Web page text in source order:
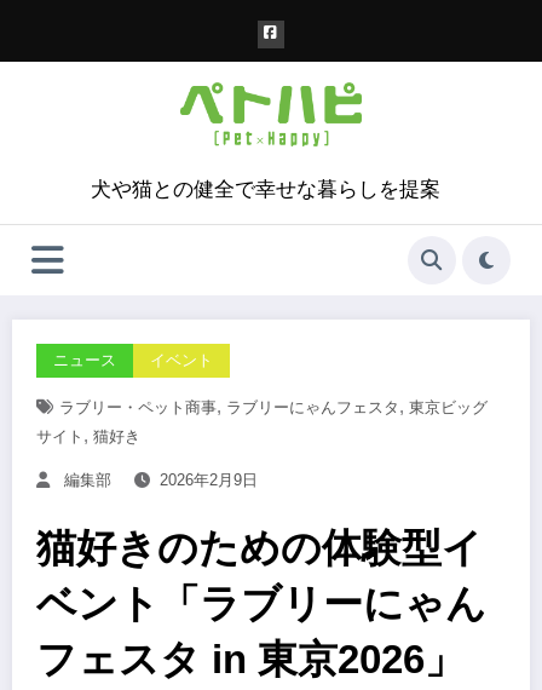
犬や猫との健全で幸せな暮らしを提案
ニュース イベント
ラブリー・ペット商事, ラブリーにゃんフェスタ , 東京ビッグ
サイト , 猫好き
編集部 2026年2月9日
猫好きのための体験型イ
ベント「ラブリーにゃん
フェスタ in 東京2026」